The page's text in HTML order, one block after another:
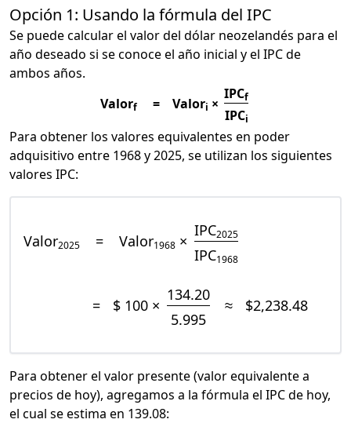
Opción 1: Usando la fórmula del IPC
Se puede calcular el valor del dólar neozelandés para el
año deseado si se conoce el año inicial y el IPC de
ambos años.
Valorf = Valori ×
IPCf
IPCi
Para obtener los valores equivalentes en poder
adquisitivo entre 1968 y 2025, se utilizan los siguientes
valores IPC:
Valor2025 = Valor1968 ×
IPC2025
IPC1968
= $ 100 ×
134.20
5.995
≈ $2,238.48
Para obtener el valor presente (valor equivalente a
precios de hoy), agregamos a la fórmula el IPC de hoy,
el cual se estima en 139.08: